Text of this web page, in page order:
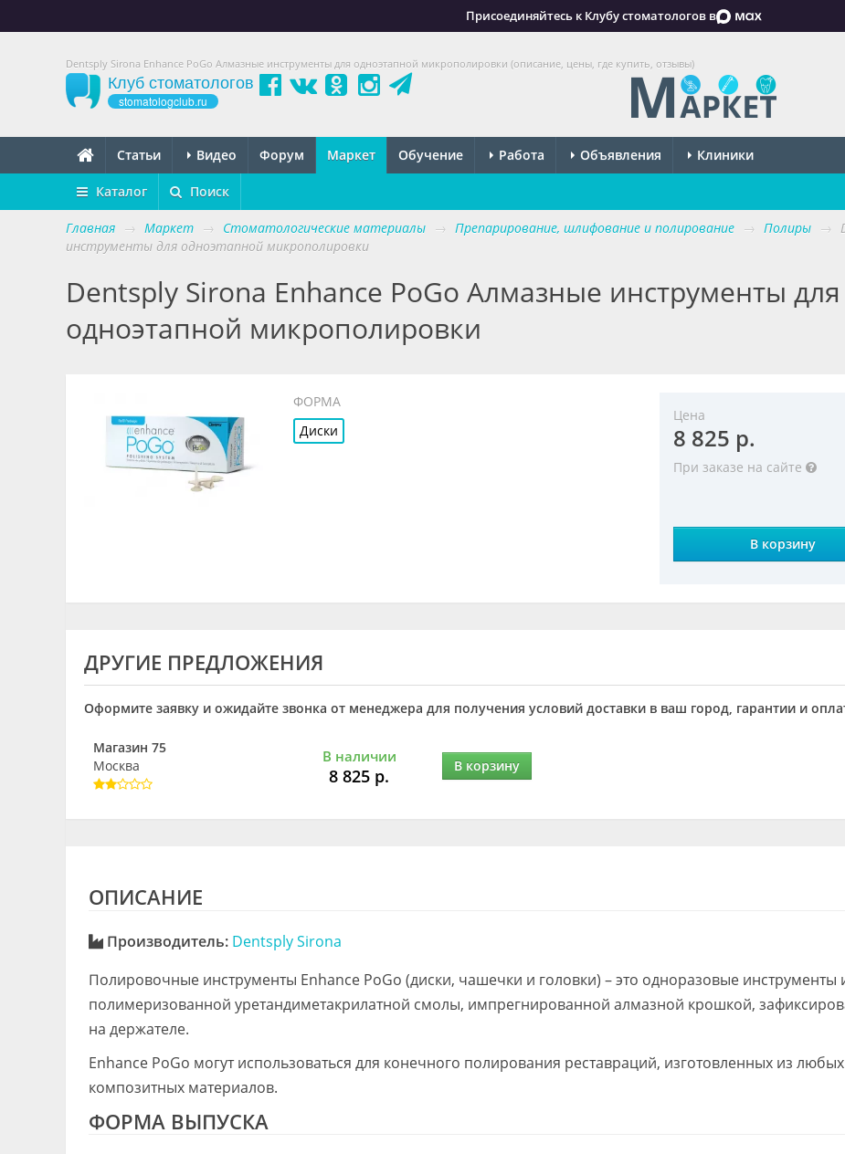
Присоединяйтесь к Клубу стоматологов в
Dentsply Sirona Enhance PoGo Алмазные инструменты для одноэтапной микрополировки (описание, цены, где купить, отзывы)
Клуб стоматологов
stomatologclub.ru
Статьи Видео Форум Маркет Обучение Работа Объявления Клиники
Каталог Поиск
Главная → Маркет → Стоматологические материалы → Препарирование, шлифование и полирование → Полиры →
инструменты для одноэтапной микрополировки
Dentsply Sirona Enhance PoGo Алмазные инструменты для
одноэтапной микрополировки
ФОРМА
Диски
Цена
8 825 р.
При заказе на сайте
В корзину
ДРУГИЕ ПРЕДЛОЖЕНИЯ
Оформите заявку и ожидайте звонка от менеджера для получения условий доставки в ваш город, гарантии и
Магазин 75
Москва
В наличии
8 825 р. В корзину
ОПИСАНИЕ
Производитель: Dentsply Sirona
Полировочные инструменты Enhance PoGo (диски, чашечки и головки) – это одноразовые инструменты
полимеризованной уретандиметакрилатной смолы, импрегнированной алмазной крошкой,
на держателе.
Enhance PoGo могут использоваться для конечного полирования реставраций, изготовленных из любых
композитных материалов.
ФОРМА ВЫПУСКА